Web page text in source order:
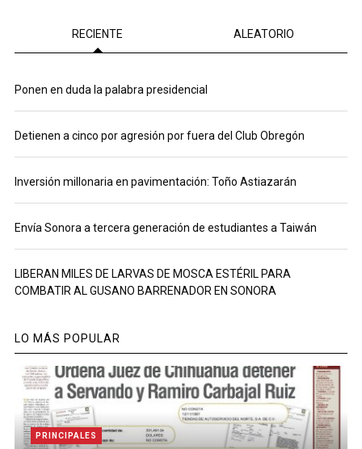
RECIENTE ALEATORIO
Ponen en duda la palabra presidencial
Detienen a cinco por agresión por fuera del Club Obregón
Inversión millonaria en pavimentación: Toño Astiazarán
Envía Sonora a tercera generación de estudiantes a Taiwán
LIBERAN MILES DE LARVAS DE MOSCA ESTÉRIL PARA
COMBATIR AL GUSANO BARRENADOR EN SONORA
LO MÁS POPULAR
PRINCIPALES